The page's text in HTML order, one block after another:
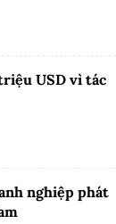
USD vì tác
nghiệp phát